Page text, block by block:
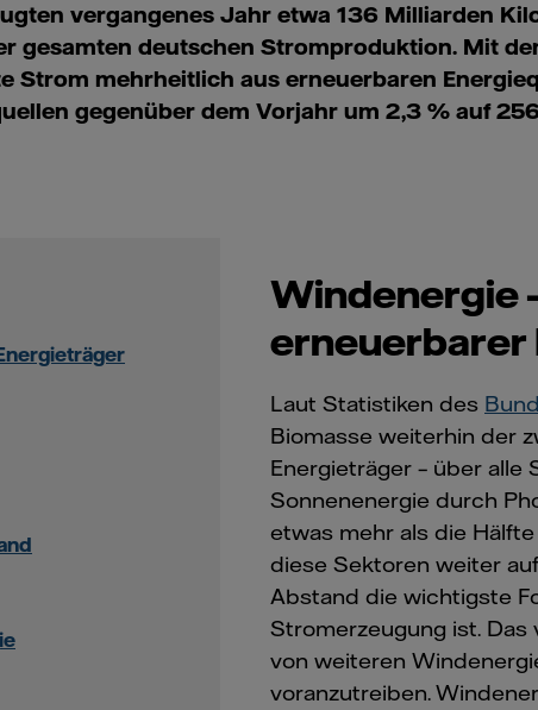
vergangenes Jahr etwa 136 Milliarden
gesamten deutschen Stromproduktion. Mit
Strom mehrheitlich aus erneuerbaren
gegenüber dem Vorjahr um 2,3 % auf
Windenergie
erneuerbarer
Laut Statistiken des
Biomasse weiterhin der
Energieträger – über alle
Sonnenenergie durch
etwas mehr als die
diese Sektoren weiter
Abstand die wichtigste
Stromerzeugung ist.
von weiteren
voranzutreiben.